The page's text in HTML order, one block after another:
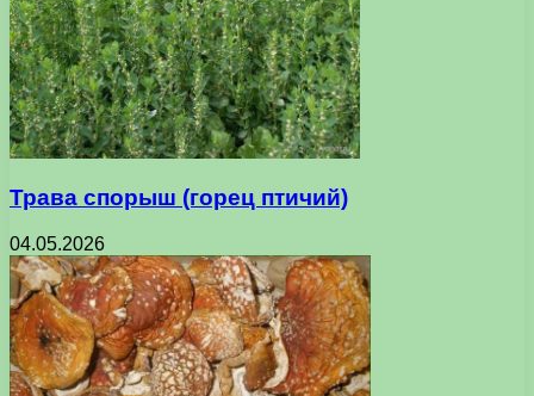
Трава спорыш (горец птичий)
04.05.2026